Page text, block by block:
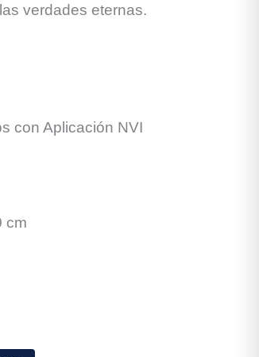
verdades eternas.
con Aplicación NVI
cm